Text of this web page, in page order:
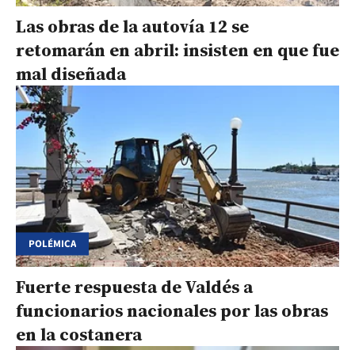
Las obras de la autovía 12 se
retomarán en abril: insisten en que fue
mal diseñada
POLÉMICA
Fuerte respuesta de Valdés a
funcionarios nacionales por las obras
en la costanera